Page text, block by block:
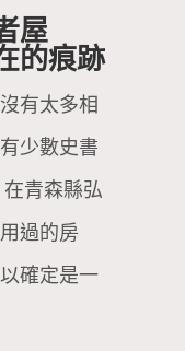
屋
的痕跡
有太多相
少數史書
青森縣弘
過的房
確定是一